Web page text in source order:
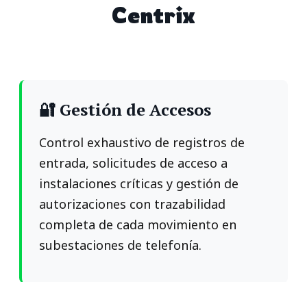
Centrix
🔐 Gestión de Accesos
Control exhaustivo de registros de
entrada, solicitudes de acceso a
instalaciones críticas y gestión de
autorizaciones con trazabilidad
completa de cada movimiento en
subestaciones de telefonía.